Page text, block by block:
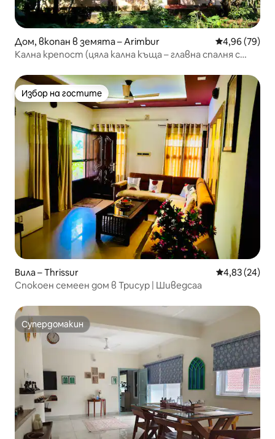
Дом, вкопан в земята – Arimbur Средна
4,96 (79)
Кална крепост (цяла кална къща – главна спалня с
Избор на гостите
Избор на гостите
Вила – Thrissur Средна
4,83 (24)
Спокоен семеен дом в Трисур | Шиведсаа
Супердомакин
Супердомакин